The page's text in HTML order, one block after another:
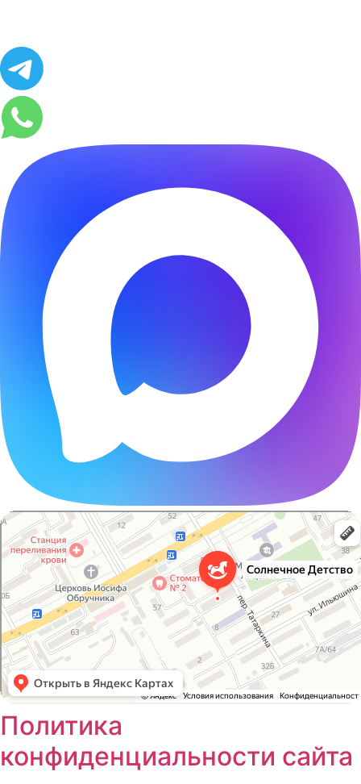
Солнечное Детство
Клуб для детей и подростков в Шахтах
Нейропсихолог в Шахтах
Политика
конфиденциальности сайта